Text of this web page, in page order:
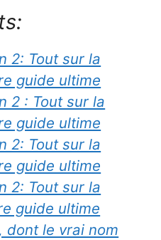
2: Tout sur la
guide ultime
2 : Tout sur la
guide ultime
2: Tout sur la
guide ultime
2: Tout sur la
guide ultime
dont le vrai nom